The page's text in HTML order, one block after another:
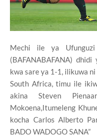
Mechi ile ya Ufunguzi
(BAFANABAFANA)
kwa sare ya 1-1, ilikuwa
South Africa, timu ile
akina Steven
Mokoena,Itumeleng
kocha Carlos Alberto
BADO WADOGO SANA”